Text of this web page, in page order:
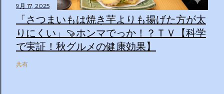
9月 17, 2025
「さつまいもは焼き芋よりも揚げた方が太
りにくい」🍠ホンマでっか！？ＴＶ【科学
で実証！秋グルメの健康効果】
共有